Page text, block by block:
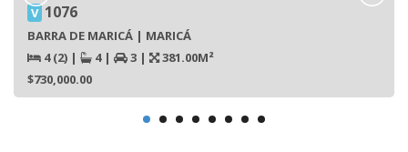
V 1076
BARRA DE MARICÁ | MARICÁ
4 (2) | 4 | 3 |
381.00M²
$730,000.00